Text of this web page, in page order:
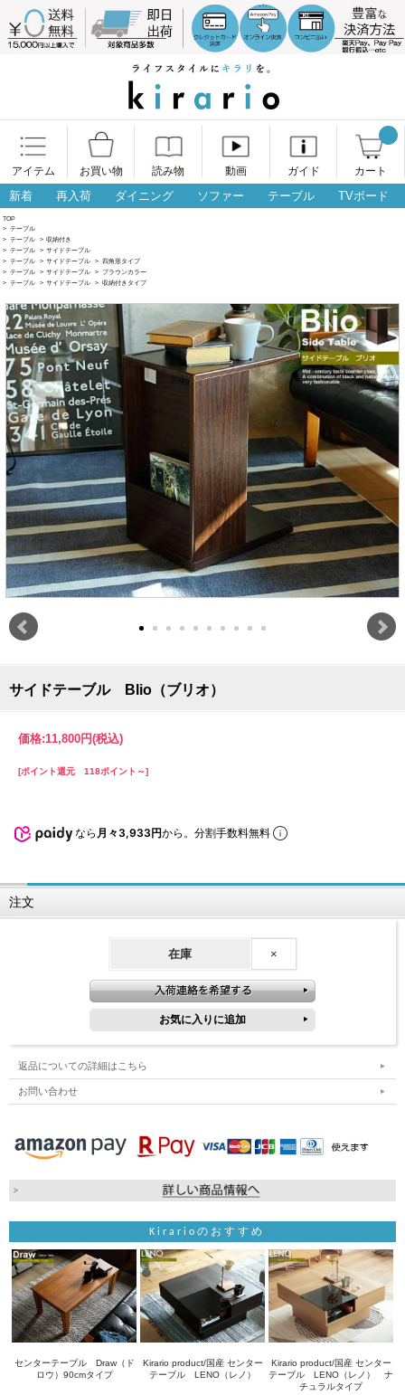
アイテム お買い物 読み物 動画 ガイド カート
新着 再入荷 ダイニング ソファー テーブル TVボード
TOP
> テーブル
> テーブル > 収納付き
> テーブル > サイドテーブル
> テーブル > サイドテーブル > 四角形タイプ
> テーブル > サイドテーブル > ブラウンカラー
> テーブル > サイドテーブル > 収納付きタイプ
サイドテーブル Blio（ブリオ）
価格:11,800円(税込)
[ポイント還元 118ポイント～]
なら 月々3,933円から。分割手数料無料
注文
在庫 ×
返品についての詳細はこちら
お問い合わせ
Kirarioのおすすめ
センターテーブル Draw（ド
ロウ）90cmタイプ
Kirario product/国産 センター
テーブル LENO（レノ）
Kirario product/国産 センター
テーブル LENO（レノ） ナ
チュラルタイプ